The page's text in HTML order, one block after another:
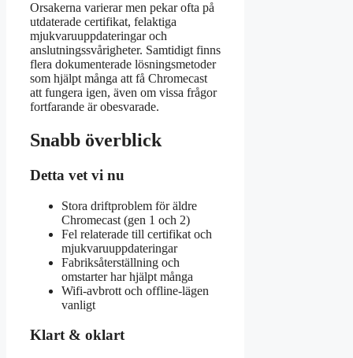
Orsakerna varierar men pekar ofta på
utdaterade certifikat, felaktiga
mjukvaruuppdateringar och
anslutningssvårigheter. Samtidigt finns
flera dokumenterade lösningsmetoder
som hjälpt många att få Chromecast
att fungera igen, även om vissa frågor
fortfarande är obesvarade.
Snabb överblick
Detta vet vi nu
Stora driftproblem för äldre
Chromecast (gen 1 och 2)
Fel relaterade till certifikat och
mjukvaruuppdateringar
Fabriksåterställning och
omstarter har hjälpt många
Wifi-avbrott och offline-lägen
vanligt
Klart & oklart